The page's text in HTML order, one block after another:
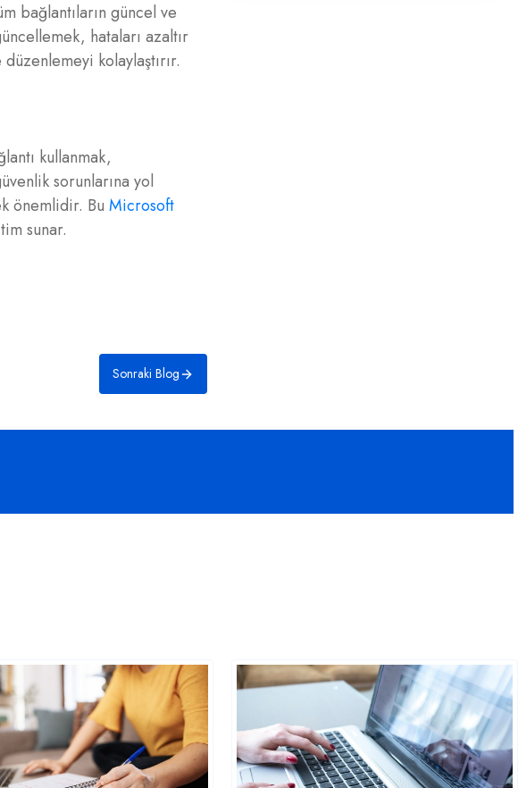
bağlantıların güncel ve
hataları azaltır
kolaylaştırır.
kullanmak,
sorunlarına yol
önemlidir. Bu Microsoft
sunar.
Sonraki Blog